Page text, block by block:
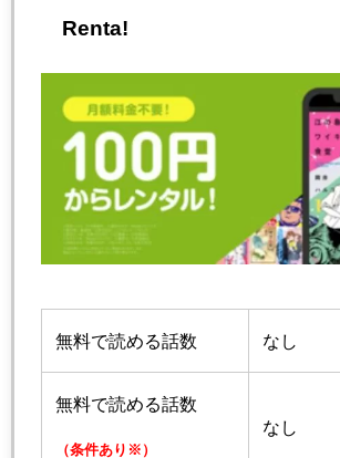
Renta!
無料で読める話数 なし
無料で読める話数
（条件あり※）
なし